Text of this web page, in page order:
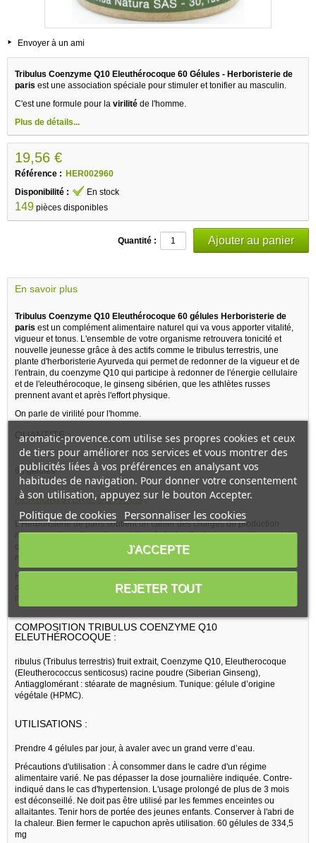
Envoyer à un ami
Tribulus Coenzyme Q10 Eleuthérocoque 60 Gélules - Herboristerie de
paris est une association spéciale pour stimuler et tonifier au masculin.
C'est une formule pour la virilité de l'homme.
Plus de détails...
19,56 €
Référence : HER002960
Disponibilité :
En stock
149 pièces disponibles
Quantité :
En savoir plus
Tribulus Coenzyme Q10 Eleuthérocoque 60 gélules Herboristerie de
paris est un complément alimentaire naturel qui va vous apporter vitalité,
vigueur et tonus. L'ensemble de votre organisme retrouvera tonicité et
nouvelle jeunesse grâce à des actifs comme le tribulus terrestris, une
plante d'herboristerie Ayurveda qui permet de redonner de la vigueur et de
l'entrain, du coenzyme Q10 qui participe à redonner de l'énergie cellulaire
et de l'eleuthérocoque, le ginseng sibérien, que les athlètes russes
prennent avant et après l'effort physique.
On parle de virilité pour l'homme.
QUANTITE :
60 gélules
HERBORISTERIE DE PARIS:
L'Herboristerie de paris soutient un cahier des charges de production
rigoureux et une ligne de conduite générale afin de proposer des produits
qui sont fabriqués avec des actifs naturels, des principes actifs
nutritionnels et fabriqués en environnement HACCP
Herboristerie de paris Tribulus Coenzyme Q10 Eleuthérocoque permet
d'équilibrer votre organisme, que ce soit pour retrouver le moral,
COMPOSITION TRIBULUS COENZYME Q10
ELEUTHÉROCOQUE :
ribulus (Tribulus terrestris) fruit extrait, Coenzyme Q10, Eleutherocoque
(Eleutherococcus senticosus) racine poudre (Siberian Ginseng),
Antiagglomérant : stéarate de magnésium. Tunique: gélule d’origine
végétale (HPMC).
UTILISATIONS :
Prendre 4 gélules par jour, à avaler avec un grand verre d’eau.
Précautions d'utilisation : À consommer dans le cadre d'un régime
alimentaire varié. Ne pas dépasser la dose journalière indiquée. Contre-
indiqué dans le cas d'hypertension. L'usage prolongé de plus de 3 mois
est déconseillé. Ne doit pas être utilisé par les femmes enceintes ou
allaitantes. Tenir hors de portée des jeunes enfants. Conserver à l'abri de
la chaleur. Bien fermer le capuchon après utilisation. 60 gélules de 334,5
mg
aromatic-provence.com utilise ses propres cookies et ceux
de tiers pour améliorer nos services et vous montrer des
publicités liées à vos préférences en analysant vos
habitudes de navigation. Pour donner votre consentement
à son utilisation, appuyez sur le bouton Accepter.
Politique de cookies Personnaliser les cookies
REJETER TOUT
J'ACCEPTE